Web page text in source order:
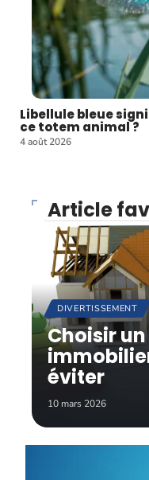
Libellule bleue
ce totem animal ?
4 août 2026
Article
DIVERTISSEMENT
Choisir
éviter
10 mars 2026